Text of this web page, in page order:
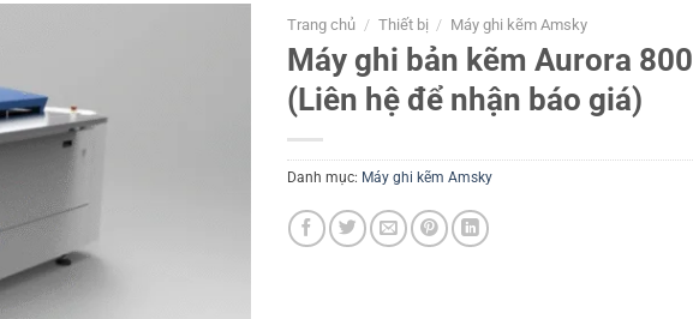
Trang chủ / Thiết bị / Máy ghi kẽm Amsky
Máy ghi bản kẽm Aurora 800
(Liên hệ để nhận báo giá)
Danh mục: Máy ghi kẽm Amsky